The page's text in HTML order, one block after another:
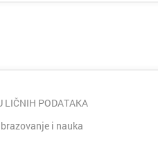
LIČNIH PODATAKA
i nauka